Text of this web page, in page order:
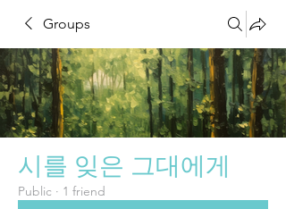
Groups
시를 잊은 그대에게
Public · 1 friend